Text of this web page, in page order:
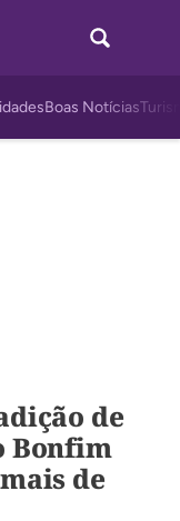
Boas Notícias
de
Bonfim
de